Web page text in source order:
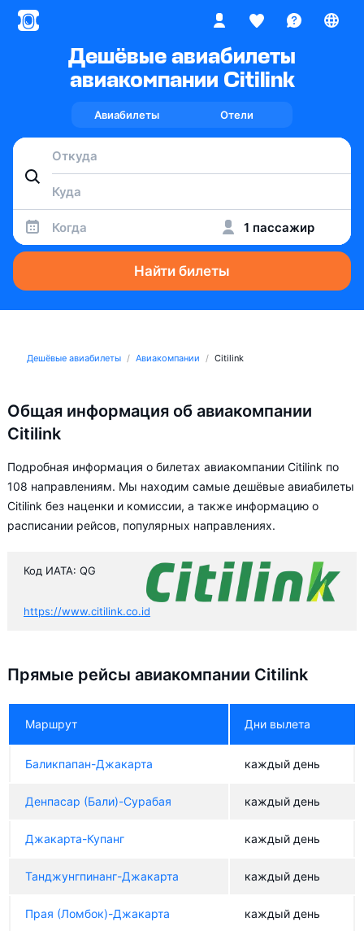
Дешёвые авиабилеты
авиакомпании Citilink
Авиабилеты Отели
Когда 1 пассажир
Найти билеты
Дешёвые авиабилеты Авиакомпании Citilink
Общая информация об авиакомпании
Citilink
Подробная информация о билетах авиакомпании Citilink по
108 направлениям. Мы находим самые дешёвые авиабилеты
Citilink без наценки и комиссии, а также информацию о
расписании рейсов, популярных направлениях.
Код ИАТА: QG
https://www.citilink.co.id
Прямые рейсы авиакомпании Citilink
Маршрут Дни вылета
Баликпапан-Джакарта каждый день
Денпасар (Бали)-Сурабая каждый день
Джакарта-Купанг каждый день
Танджунгпинанг-Джакарта каждый день
Прая (Ломбок)-Джакарта каждый день